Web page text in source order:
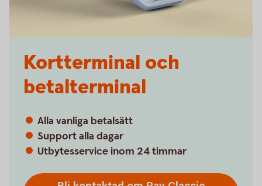
Kortterminal och
betalterminal
Alla vanliga betalsätt
Support alla dagar
Utbytesservice inom 24 timmar